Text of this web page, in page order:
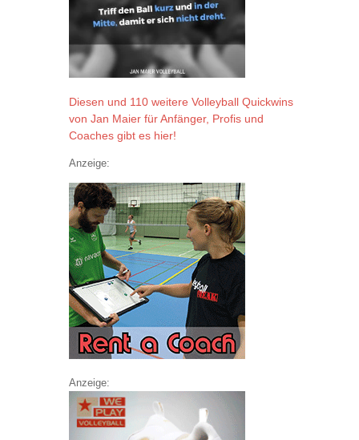
Diesen und 110 weitere Volleyball Quickwins
von Jan Maier für Anfänger, Profis und
Coaches gibt es hier!
Anzeige:
Anzeige: